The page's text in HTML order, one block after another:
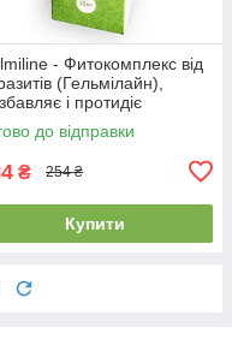
- Фитокомплекс від
(Гельмілайн),
і протидіє
в майбутньому
до відправки
₴ 254 ₴
Купити